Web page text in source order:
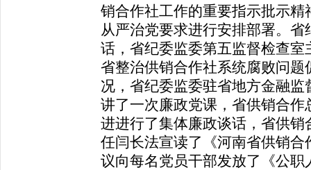
销合作社工作的重要指示批示
从严治党要求进行安排部署。
话，省纪委监委第五监督检查
省整治供销合作社系统腐败问
况，省纪委监委驻省地方金融
讲了一次廉政党课，省供销合
进进行了集体廉政谈话，省供
任闫长法宣读了《河南省供销合
议向每名党员干部发放了《公